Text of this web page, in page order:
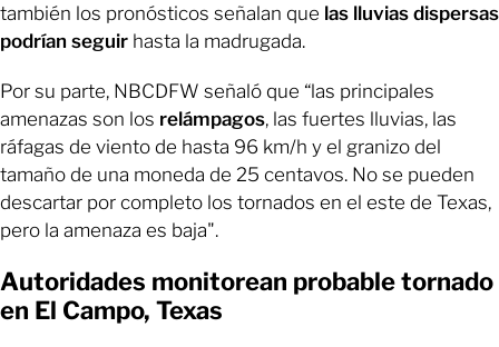
también los pronósticos señalan que las lluvias dispersas
podrían seguir hasta la madrugada.
Por su parte, NBCDFW señaló que “las principales
amenazas son los relámpagos, las fuertes lluvias, las
ráfagas de viento de hasta 96 km/h y el granizo del
tamaño de una moneda de 25 centavos. No se pueden
descartar por completo los tornados en el este de Texas,
pero la amenaza es baja".
Autoridades monitorean probable tornado
en El Campo, Texas